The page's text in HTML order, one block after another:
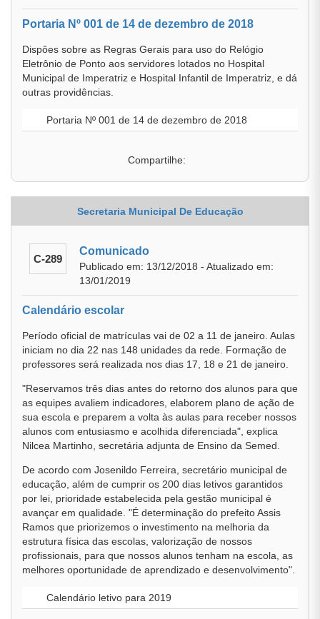
Portaria Nº 001 de 14 de dezembro de 2018
Dispôes sobre as Regras Gerais para uso do Relógio
Eletrônio de Ponto aos servidores lotados no Hospital
Municipal de Imperatriz e Hospital Infantil de Imperatriz, e dá
outras providências.
Portaria Nº 001 de 14 de dezembro de 2018
Compartilhe:
Secretaria Municipal De Educação
C-289
Comunicado
Publicado em: 13/12/2018 - Atualizado em:
13/01/2019
Calendário escolar
Período oficial de matrículas vai de 02 a 11 de janeiro. Aulas
iniciam no dia 22 nas 148 unidades da rede. Formação de
professores será realizada nos dias 17, 18 e 21 de janeiro.
"Reservamos três dias antes do retorno dos alunos para que
as equipes avaliem indicadores, elaborem plano de ação de
sua escola e preparem a volta às aulas para receber nossos
alunos com entusiasmo e acolhida diferenciada", explica
Nilcea Martinho, secretária adjunta de Ensino da Semed.
De acordo com Josenildo Ferreira, secretário municipal de
educação, além de cumprir os 200 dias letivos garantidos
por lei, prioridade estabelecida pela gestão municipal é
avançar em qualidade. "É determinação do prefeito Assis
Ramos que priorizemos o investimento na melhoria da
estrutura física das escolas, valorização de nossos
profissionais, para que nossos alunos tenham na escola, as
melhores oportunidade de aprendizado e desenvolvimento".
Calendário letivo para 2019